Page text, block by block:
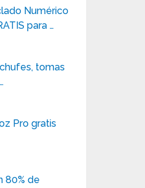
Numérico
para …
tomas
Pro gratis
80% de